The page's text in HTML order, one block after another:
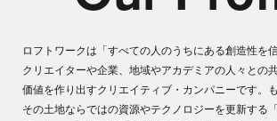
ロフトワークは「すべての人のうちにある創造性を
クリエイターや企業、地域やアカデミアの人々との
価値を作り出すクリエイティブ・カンパニーです。
その土地ならではの資源やテクノロジーを更新する